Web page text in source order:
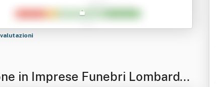
in Imprese Funebri Lombarde